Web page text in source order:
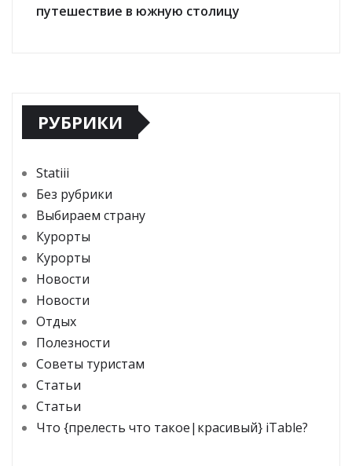
путешествие в южную столицу
РУБРИКИ
Statiii
Без рубрики
Выбираем страну
Курорты
Курорты
Новости
Новости
Отдых
Полезности
Советы туристам
Статьи
Статьи
Что {прелесть что такое|красивый} iTable?